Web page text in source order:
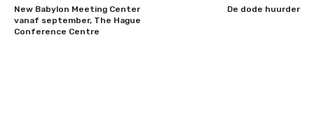
New Babylon Meeting Center
vanaf september, The Hague
Conference Centre
De dode huurder